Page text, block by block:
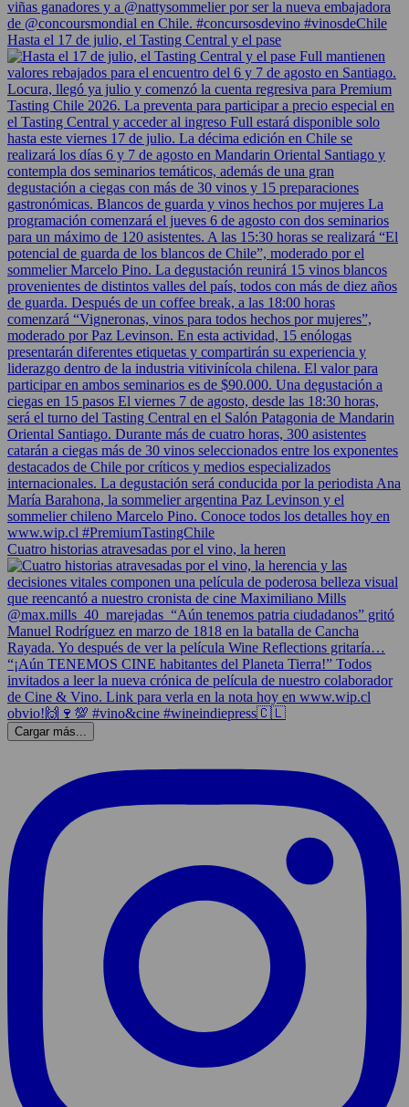
Hasta el 17 de julio, el Tasting Central y el pase
Cuatro historias atravesadas por el vino, la heren
Cargar más...